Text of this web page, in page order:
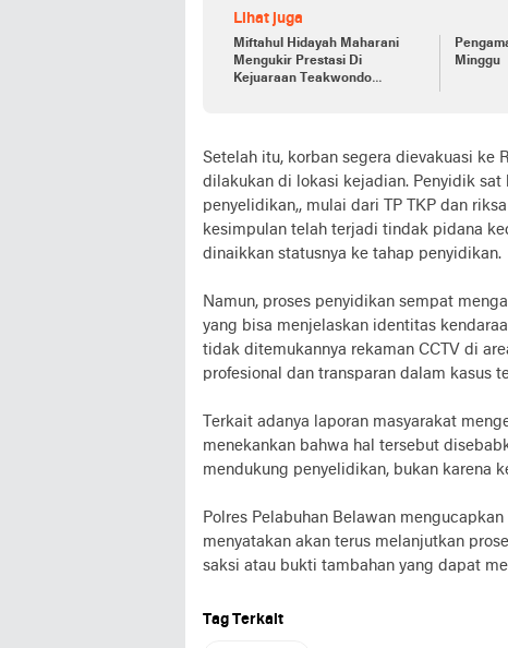
Lihat juga
Miftahul Hidayah Maharani
Mengukir Prestasi Di
Kejuaraan Teakwondo
Minggu
Setelah itu, korban segera dievakuasi ke
dilakukan di lokasi kejadian. Penyidik
penyelidikan,, mulai dari TP TKP dan
kesimpulan telah terjadi tindak pidana
dinaikkan statusnya ke tahap penyidikan.
Namun, proses penyidikan sempat
yang bisa menjelaskan identitas
tidak ditemukannya rekaman CCTV di
profesional dan transparan dalam kasus
Terkait adanya laporan masyarakat
menekankan bahwa hal tersebut
mendukung penyelidikan, bukan karena
Polres Pelabuhan Belawan
menyatakan akan terus melanjutkan
saksi atau bukti tambahan yang dapat
Tag Terkait